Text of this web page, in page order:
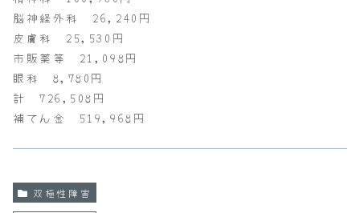
脳神経外科 26,240円
皮膚科 25,530円
市販薬等 21,098円
眼科 8,780円
計 726,508円
補てん金 519,968円
双極性障害